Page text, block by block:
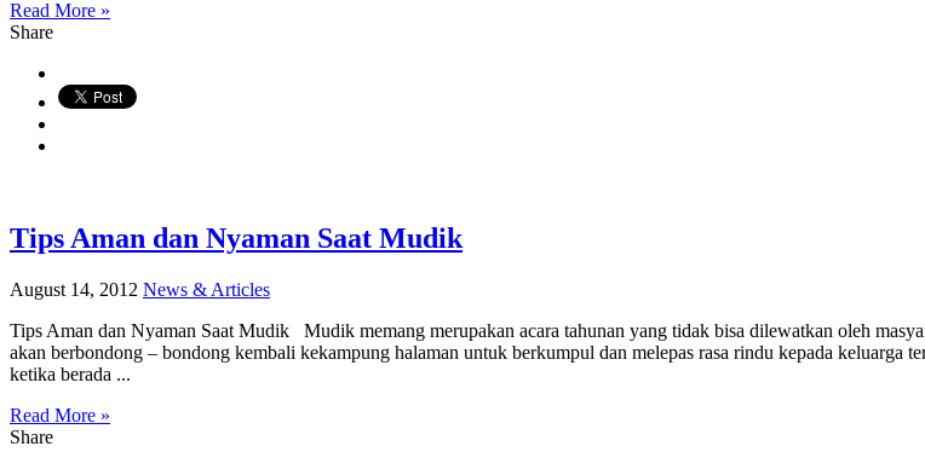
Read More »
Share
Tips Aman dan Nyaman Saat Mudik
August 14, 2012 News & Articles
Tips Aman dan Nyaman Saat Mudik Mudik memang merupakan acara tahunan yang tidak bisa dilewatkan oleh
akan berbondong – bondong kembali kekampung halaman untuk berkumpul dan melepas rasa rindu kepada keluarga
ketika berada ...
Read More »
Share